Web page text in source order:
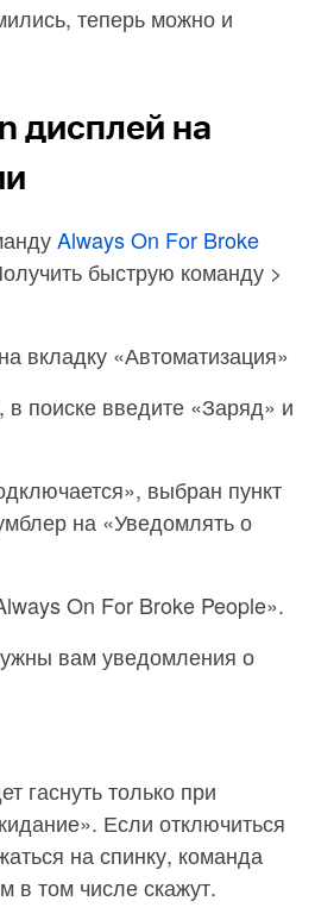
теперь можно и
дисплей на
Always On For Broke
быструю команду >
вкладку «Автоматизация»
поиске введите «Заряд» и
выбран пункт
на «Уведомлять о
On For Broke People».
вам уведомления о
гаснуть только при
Если отключиться
на спинку, команда
в том числе скажут.